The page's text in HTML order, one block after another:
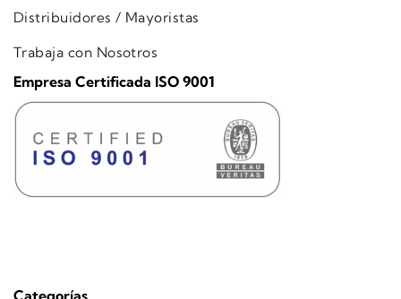
Distribuidores / Mayoristas
Trabaja con Nosotros
Empresa Certificada ISO 9001